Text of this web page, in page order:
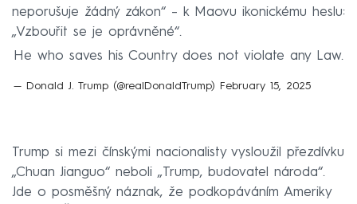
neporušuje žádný zákon“ – k Maovu ikonickému heslu:
„Vzbouřit se je oprávněné“.
He who saves his Country does not violate any Law.
— Donald J. Trump (@realDonaldTrump) February 15, 2025
Trump si mezi čínskými nacionalisty vysloužil přezdívku
„Chuan Jianguo“ neboli „Trump, budovatel národa“.
Jde o posměšný náznak, že podkopáváním Ameriky